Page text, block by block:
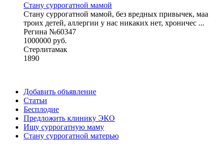
Стану суррогатной мамой
Стану суррогатной мамой, без вредных привычек, маа
троих детей, аллергии у нас никаких нет, хроничес ...
Регина №60347
1000000 руб.
Стерлитамак
1890
Добавить объявление
Статьи
Бесплодие
Предложить клинику ЭКО
Ищу суррогатную маму
Стану суррогатной матерью